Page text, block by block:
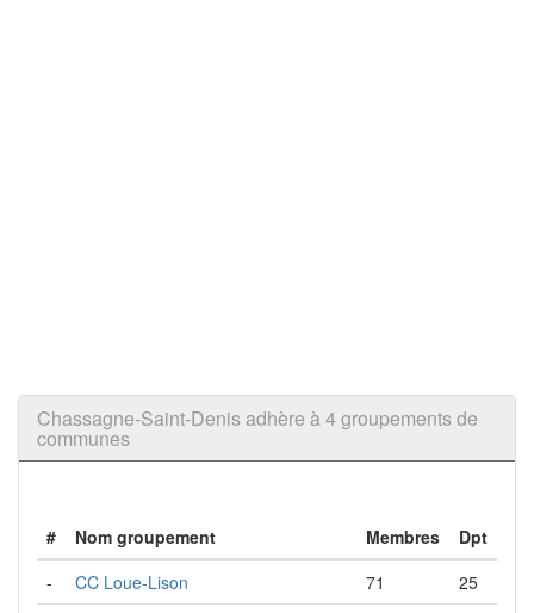
Chassagne-Saint-Denis adhère à 4 groupements de
communes
# Nom groupement Membres
Dpt
-
CC Loue-Lison 71
25